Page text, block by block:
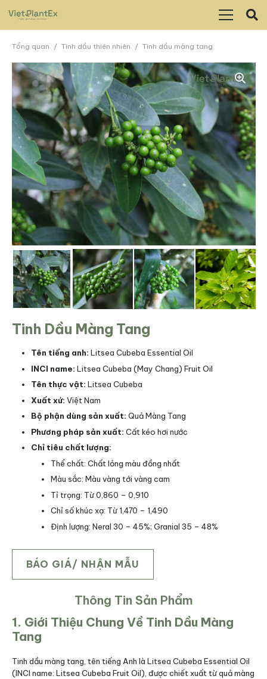
Tổng quan / Tinh dầu thiên nhiên / Tinh dầu màng tang
Tinh Dầu Màng Tang
Tên tiếng anh: Litsea Cubeba Essential Oil
INCI name: Litsea Cubeba (May Chang) Fruit Oil
Tên thực vật: Litsea Cubeba
Xuất xứ: Việt Nam
Bộ phận dùng sản xuất: Quả Màng Tang
Phương pháp sản xuất: Cất kéo hơi nước
Chỉ tiêu chất lượng:
Thể chất: Chất lỏng màu đồng nhất
Màu sắc: Màu vàng tới vàng cam
Tỉ trọng: Từ 0,860 – 0,910
Chỉ số khúc xạ: Từ 1,470 – 1,490
Định lượng: Neral 30 – 45%; Granial 35 – 48%
BÁO GIÁ/ NHẬN MẪU
Thông Tin Sản Phẩm
1. Giới Thiệu Chung Về Tinh Dầu Màng
Tang
Tinh dầu màng tang, tên tiếng Anh là Litsea Cubeba Essential Oil
(INCI name: Litsea Cubeba Fruit Oil), được chiết xuất từ quả màng